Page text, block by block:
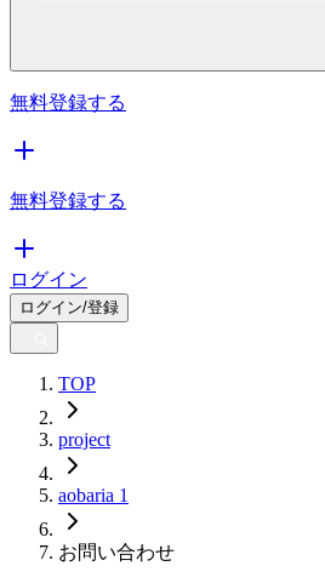
無料登録する
無料登録する
ログイン
ログイン/登録
TOP
project
aobaria 1
お問い合わせ